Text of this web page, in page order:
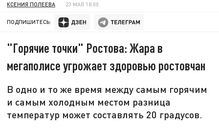
КСЕНИЯ ПОЛЕЕВА 23 МАЯ 18:00
ПОДПИШИТЕСЬ:
"Горячие точки" Ростова: Жара в
мегаполисе угрожает здоровью ростовчан
В одно и то же время между самым горячим
и самым холодным местом разница
температур может составлять 20 градусов.